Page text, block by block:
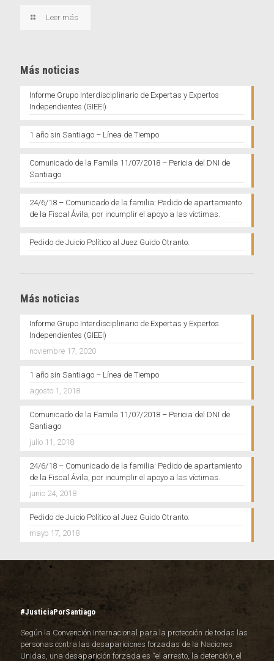
Leer más
Más noticias
Informe Grupo Interdisciplinario de Expertas y Expertos
Independientes (GIEEI)
1 año sin Santiago – Línea de Tiempo
Comunicado de la Famila 11/07/2018 – Pericia del DNI de
Santiago
24/6/18 – Comunicado de la familia: Pedido de apartamiento
de la Fiscal Ávila, por incumplir el apoyo a las víctimas.
Pedido de Juicio Político al Juez Guido Otranto.
Más noticias
Informe Grupo Interdisciplinario de Expertas y Expertos
Independientes (GIEEI)
noviembre 17, 2020
1 año sin Santiago – Línea de Tiempo
agosto 1, 2018
Comunicado de la Famila 11/07/2018 – Pericia del DNI de
Santiago
julio 11, 2018
24/6/18 – Comunicado de la familia: Pedido de apartamiento
de la Fiscal Ávila, por incumplir el apoyo a las víctimas.
junio 24, 2018
Pedido de Juicio Político al Juez Guido Otranto.
mayo 17, 2018
#JusticiaPorSantiago
Según la Convención Internacional para la protección de todas las
personas contra las desapariciones forzadas de la Naciones
Unidas, una desaparición forzada es “el arresto, la detención, el